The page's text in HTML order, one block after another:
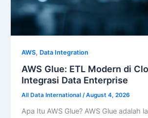
AWS, Data Integration
AWS Glue: ETL Modern di
Integrasi Data Enterprise
All Data International/August 4, 2026
Apa Itu AWS Glue? AWS Glue adalah